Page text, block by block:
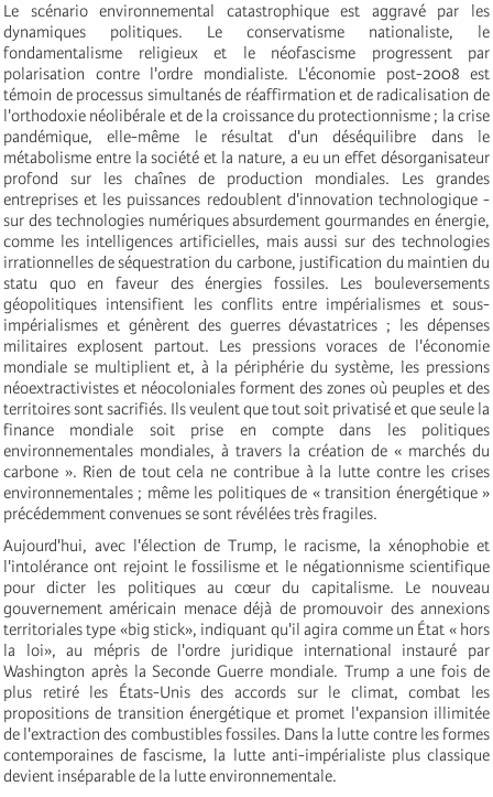
Le scénario environnemental catastrophique est aggravé par les
dynamiques politiques. Le conservatisme nationaliste, le
fondamentalisme religieux et le néofascisme progressent par
polarisation contre l'ordre mondialiste. L'économie post-2008 est
témoin de processus simultanés de réaffirmation et de radicalisation de
l'orthodoxie néolibérale et de la croissance du protectionnisme ; la crise
pandémique, elle-même le résultat d'un déséquilibre dans le
métabolisme entre la société et la nature, a eu un effet désorganisateur
profond sur les chaînes de production mondiales. Les grandes
entreprises et les puissances redoublent d'innovation technologique -
sur des technologies numériques absurdement gourmandes en énergie,
comme les intelligences artificielles, mais aussi sur des technologies
irrationnelles de séquestration du carbone, justification du maintien du
statu quo en faveur des énergies fossiles. Les bouleversements
géopolitiques intensifient les conflits entre impérialismes et sous-
impérialismes et génèrent des guerres dévastatrices ; les dépenses
militaires explosent partout. Les pressions voraces de l'économie
mondiale se multiplient et, à la périphérie du système, les pressions
néoextractivistes et néocoloniales forment des zones où peuples et des
territoires sont sacrifiés. Ils veulent que tout soit privatisé et que seule la
finance mondiale soit prise en compte dans les politiques
environnementales mondiales, à travers la création de « marchés du
carbone ». Rien de tout cela ne contribue à la lutte contre les crises
environnementales ; même les politiques de « transition énergétique »
précédemment convenues se sont révélées très fragiles.
Aujourd'hui, avec l'élection de Trump, le racisme, la xénophobie et
l'intolérance ont rejoint le fossilisme et le négationnisme scientifique
pour dicter les politiques au cœur du capitalisme. Le nouveau
gouvernement américain menace déjà de promouvoir des annexions
territoriales type «big stick», indiquant qu'il agira comme un État « hors
la loi», au mépris de l'ordre juridique international instauré par
Washington après la Seconde Guerre mondiale. Trump a une fois de
plus retiré les États-Unis des accords sur le climat, combat les
propositions de transition énergétique et promet l'expansion illimitée
de l'extraction des combustibles fossiles. Dans la lutte contre les formes
contemporaines de fascisme, la lutte anti-impérialiste plus classique
devient inséparable de la lutte environnementale.